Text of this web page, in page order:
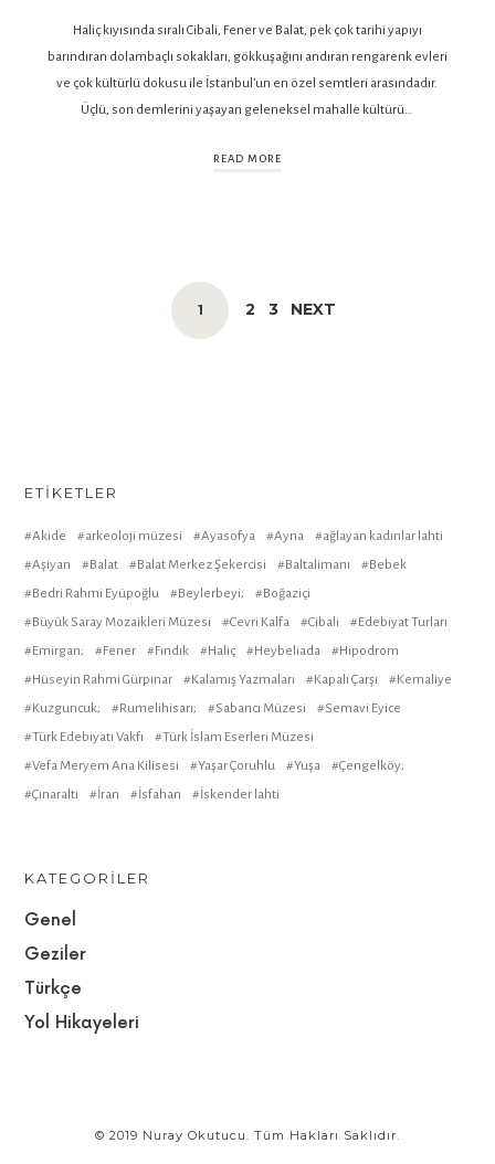
Haliç kıyısında sıralı Cibali, Fener ve Balat, pek çok tarihi yapıyı
barındıran dolambaçlı sokakları, gökkuşağını andıran rengarenk evleri
ve çok kültürlü dokusu ile İstanbul’un en özel semtleri arasındadır.
Üçlü, son demlerini yaşayan geleneksel mahalle kültürü…
READ MORE
PAGE
1 PAGE
2 PAGE
3 NEXT
ETIKETLER
Akide arkeoloji müzesi Ayasofya Ayna
ağlayan kadınlar lahti
Aşiyan
Balat Balat Merkez Şekercisi Baltalimanı
Bebek
Bedri Rahmi Eyüpoğlu
Beylerbeyi;
Boğaziçi
Büyük Saray Mozaikleri Müzesi
Cevri Kalfa Cibali
Edebiyat Turları
Emirgan;
Fener Fındık Haliç Heybeliada
Hipodrom
Hüseyin Rahmi Gürpınar
Kalamış Yazmaları Kapalı Çarşı
Kemaliye
Kuzguncuk;
Rumelihisarı; Sabancı Müzesi
Semavi Eyice
Türk Edebiyatı Vakfı
Türk İslam Eserleri Müzesi
Vefa Meryem Ana Kilisesi
Yaşar Çoruhlu Yuşa
Çengelköy;
Çınaraltı
İran İsfahan İskender lahti
KATEGORILER
Genel
Geziler
Türkçe
Yol Hikayeleri
© 2019 Nuray Okutucu. Tüm Hakları Saklıdır.